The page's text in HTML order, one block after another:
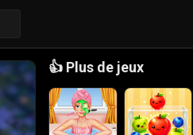
👍 Plus de jeux